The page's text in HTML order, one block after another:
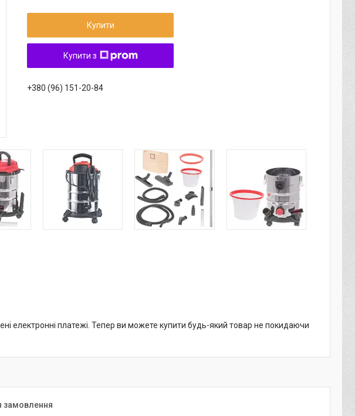
Купити
Купити з
+380 (96) 151-20-84
електронні платежі. Тепер ви можете купити будь-який товар не покидаючи
замовлення